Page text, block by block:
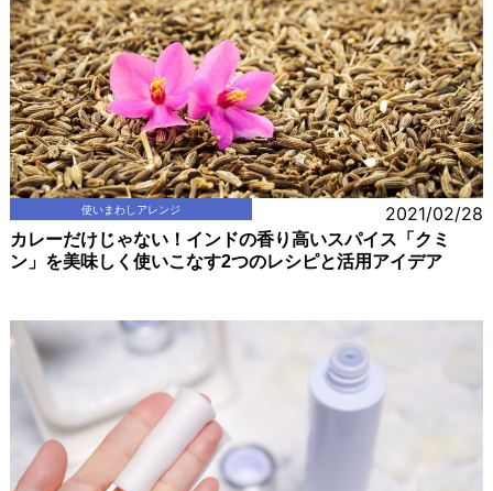
使いまわしアレンジ 2021/02/28
カレーだけじゃない！インドの香り高いスパイス「クミ
ン」を美味しく使いこなす2つのレシピと活用アイデア